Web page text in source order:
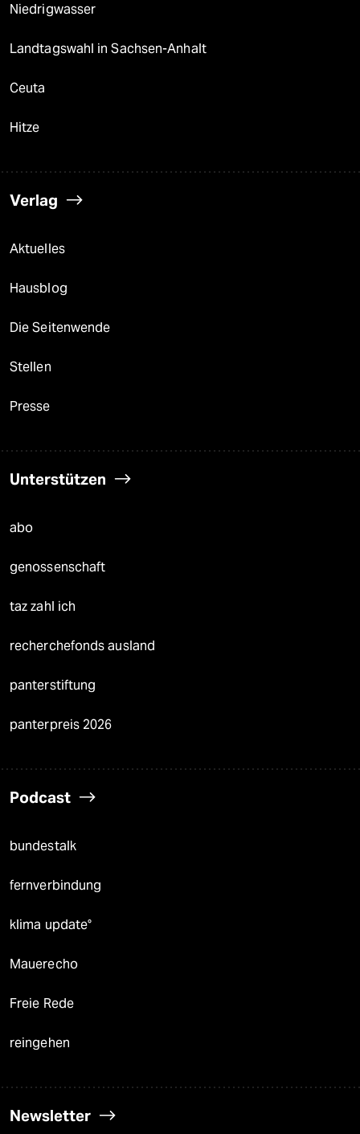
Niedrigwasser
Landtagswahl in Sachsen-Anhalt
Ceuta
Hitze
Verlag
Aktuelles
Hausblog
Die Seitenwende
Stellen
Presse
Unterstützen
abo
genossenschaft
taz zahl ich
recherchefonds ausland
panterstiftung
panterpreis 2026
Podcast
bundestalk
fernverbindung
klima update°
Mauerecho
Freie Rede
reingehen
Newsletter